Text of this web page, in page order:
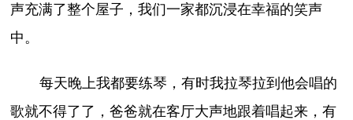
声充满了整个屋子，我们一家都沉浸在幸福的笑声
中。
每天晚上我都要练琴，有时我拉琴拉到他会唱的
歌就不得了了，爸爸就在客厅大声地跟着唱起来，有